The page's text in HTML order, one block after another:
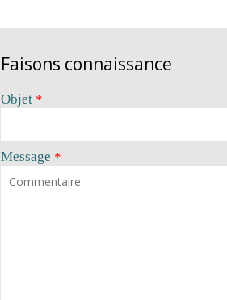
Faisons connaissance
Objet *
Message *